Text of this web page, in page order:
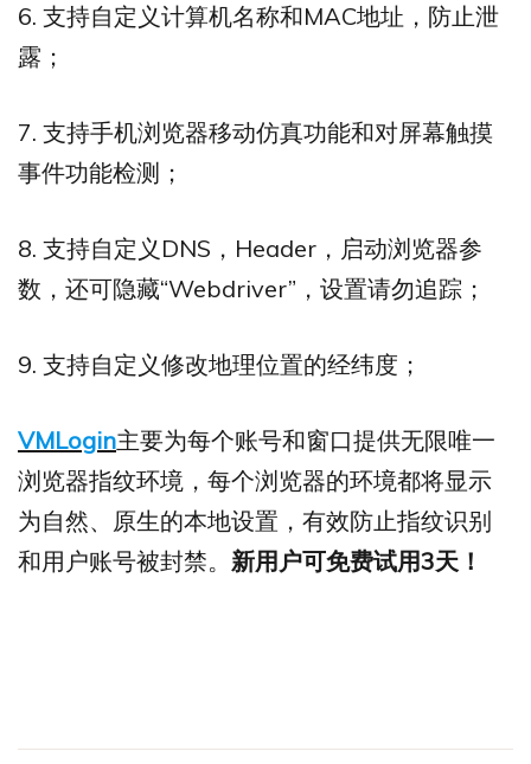
6. 支持自定义计算机名称和MAC地址，防止泄
露；
7. 支持手机浏览器移动仿真功能和对屏幕触摸
事件功能检测；
8. 支持自定义DNS，Header，启动浏览器参
数，还可隐藏“Webdriver”，设置请勿追踪；
9. 支持自定义修改地理位置的经纬度；
VMLogin主要为每个账号和窗口提供无限唯一
浏览器指纹环境，每个浏览器的环境都将显示
为自然、原生的本地设置，有效防止指纹识别
和用户账号被封禁。 新用户可免费试用3天！